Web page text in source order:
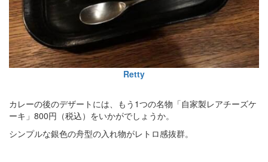
Retty
カレーの後のデザートには、もう1つの名物「自家製レアチーズケ
ーキ」800円（税込）をいかがでしょうか。
シンプルな銀色の舟型の入れ物がレトロ感抜群。